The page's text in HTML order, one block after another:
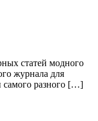
статей модного
журнала для
самого разного […]